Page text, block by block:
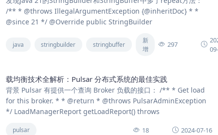
/** * @throws IllegalArgumentException {@inheritDoc} * *
@since 21 */ @Override public StringBuilder
java stringbuilder stringbuffer
新
增
297
载均衡技术全解析：Pulsar 分布式系统的最佳实践
背景 Pulsar 有提供一个查询 Broker 负载的接口： /** * Get load
for this broker. * * @return * @throws PulsarAdminException
*/ LoadManagerReport getLoadReport() throws
pulsar 18 2024-07-16